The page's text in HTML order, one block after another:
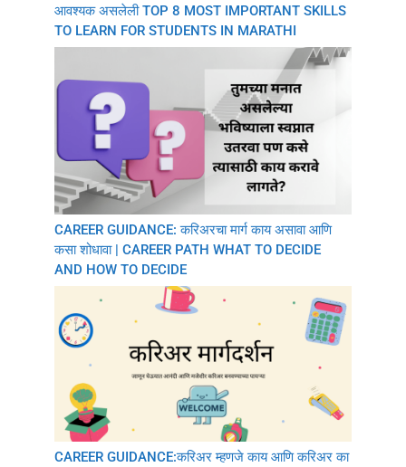
आवश्यक असलेली TOP 8 MOST IMPORTANT SKILLS
TO LEARN FOR STUDENTS IN MARATHI
CAREER GUIDANCE: करिअरचा मार्ग काय असावा आणि
कसा शोधावा | CAREER PATH WHAT TO DECIDE
AND HOW TO DECIDE
CAREER GUIDANCE:करिअर म्हणजे काय आणि करिअर का